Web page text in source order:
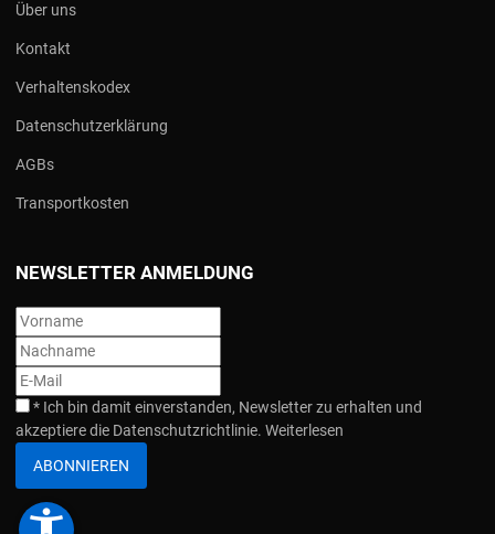
Über uns
Kontakt
Verhaltenskodex
Datenschutzerklärung
AGBs
Transportkosten
NEWSLETTER ANMELDUNG
* Ich bin damit einverstanden, Newsletter zu erhalten und
akzeptiere die Datenschutzrichtlinie. Weiterlesen
ABONNIEREN